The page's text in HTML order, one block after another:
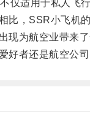
适用于私人飞行
，SSR小飞机的
为航空业带来了
者还是航空公司